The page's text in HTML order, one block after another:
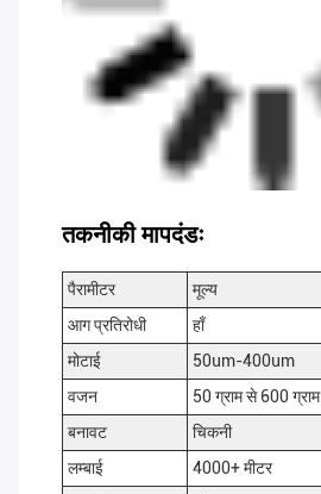
तकनीकी मापदंडः
पैरामीटर
मूल्य
आग प्रतिरोधी
हाँ
मोटाई
50um-400um
वजन
50 ग्राम से 600 ग्राम
बनावट
चिकनी
लम्बाई
4000+ मीटर